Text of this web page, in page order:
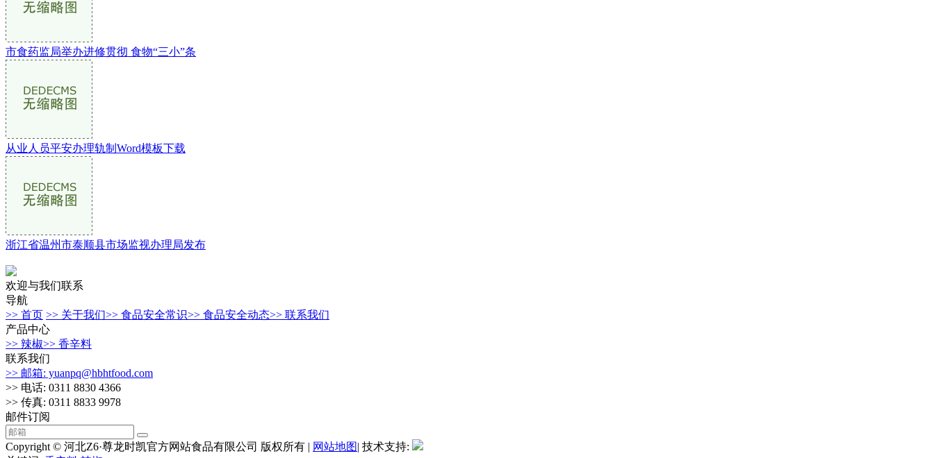
市食药监局举办进修贯彻 食物“三小”条
从业人员平安办理轨制Word模板下载
浙江省温州市泰顺县市场监视办理局发布
欢迎与我们联系
导航
>> 首页 >> 关于我们>> 食品安全常识>> 食品安全动态>> 联系我们
产品中心
>> 辣椒>> 香辛料
联系我们
>> 邮箱: yuanpq@hbhtfood.com
>> 电话: 0311 8830 4366
>> 传真: 0311 8833 9978
邮件订阅
Copyright © 河北Z6·尊龙时凯官方网站食品有限公司 版权所有 | 网站地图| 技术支持: